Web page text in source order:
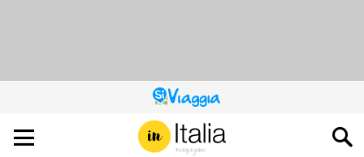
QUESTO
SITO
CONTRIBUISCE
ALL’AUDIENCE
DI